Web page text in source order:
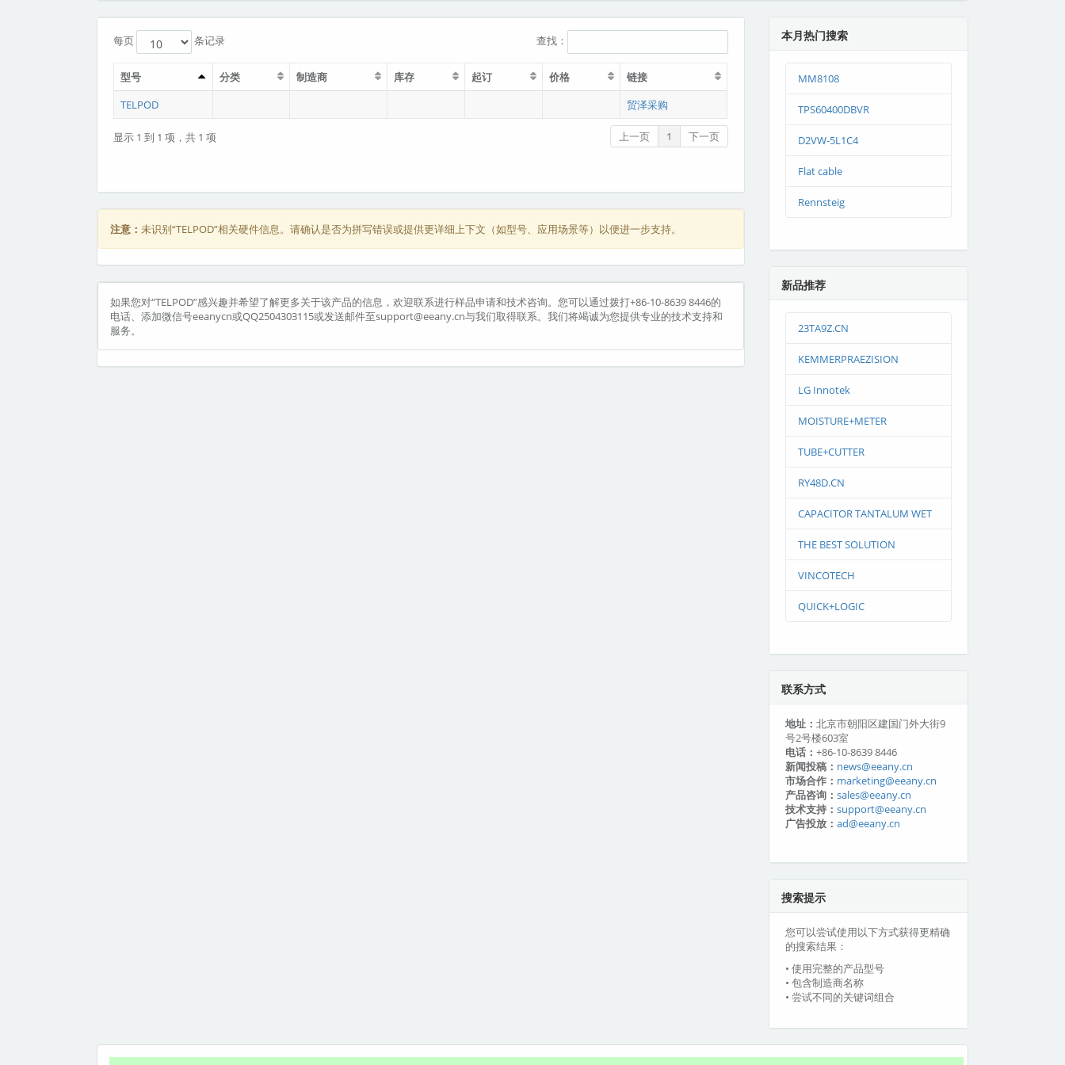
每页 条记录 查找：
型号 分类 制造商 库存 起订 价格
链接
TELPOD
贸泽采购
显示 1 到 1 项，共 1 项 上一页 1 下一页
注意： 未识别“TELPOD”相关硬件信息。请确认是否为拼写错误或提供更详细上下文（如型号、应用场景等）以便进一步支持。
如果您对“TELPOD”感兴趣并希望了解更多关于该产品的信息，欢迎联系进行样品申请和技术咨询。您可以通过拨打+86-10-8639 8446的
电话、添加微信号eeanycn或QQ2504303115或发送邮件至support@eeany.cn与我们取得联系。我们将竭诚为您提供专业的技术支持和
服务。
本月热门搜索
MM8108
TPS60400DBVR
D2VW-5L1C4
Flat cable
Rennsteig
新品推荐
23TA9Z.CN
KEMMERPRAEZISION
LG Innotek
MOISTURE+METER
TUBE+CUTTER
RY48D.CN
CAPACITOR TANTALUM WET
THE BEST SOLUTION
VINCOTECH
QUICK+LOGIC
联系方式
地址： 北京市朝阳区建国门外大街9
号2号楼603室
电话： +86-10-8639 8446
新闻投稿： news@eeany.cn
市场合作： marketing@eeany.cn
产品咨询： sales@eeany.cn
技术支持： support@eeany.cn
广告投放： ad@eeany.cn
搜索提示
您可以尝试使用以下方式获得更精确
的搜索结果：
• 使用完整的产品型号
• 包含制造商名称
• 尝试不同的关键词组合